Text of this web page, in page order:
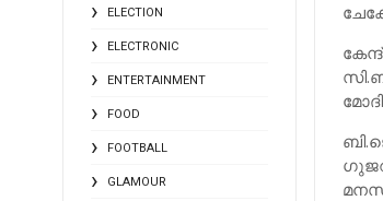
ELECTION
ELECTRONIC
ENTERTAINMENT
FOOD
FOOTBALL
GLAMOUR